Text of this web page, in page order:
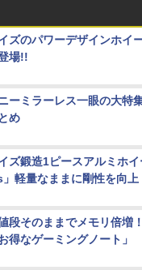
ズのパワーデザインホイ
場!!
ーミラーレス一眼の大特
め
ズ鍛造1ピースアルミホ
軽量なままに剛性を向上
段そのままでメモリ倍増
お得なゲーミングノート」